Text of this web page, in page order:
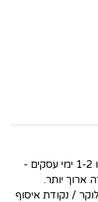
1. זמן עיבוד ההזמנה לכלל הפריטים בחנות הינו 1-2 ימי עסקים -
ארוך יותר.
/ נקודת איסוף